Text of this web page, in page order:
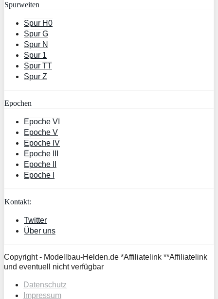
Spurweiten
Spur H0
Spur G
Spur N
Spur 1
Spur TT
Spur Z
Epochen
Epoche VI
Epoche V
Epoche IV
Epoche III
Epoche II
Epoche I
Kontakt:
Twitter
Über uns
Copyright - Modellbau-Helden.de *Affiliatelink **Affiliatelink
und eventuell nicht verfügbar
Datenschutz
Impressum